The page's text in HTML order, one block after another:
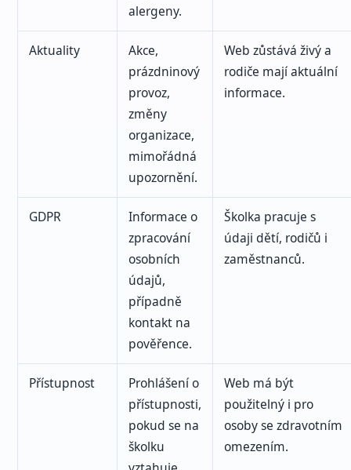
alergeny.
Aktuality
Akce,
prázdninový
provoz,
změny
organizace,
mimořádná
upozornění.
Web zůstává živý a
rodiče mají aktuální
informace.
GDPR
Informace o
zpracování
osobních
údajů,
případně
kontakt na
pověřence.
Školka pracuje s
údaji dětí, rodičů i
zaměstnanců.
Přístupnost
Prohlášení o
přístupnosti,
pokud se na
školku
Web má být
použitelný i pro
osoby se zdravotním
omezením.